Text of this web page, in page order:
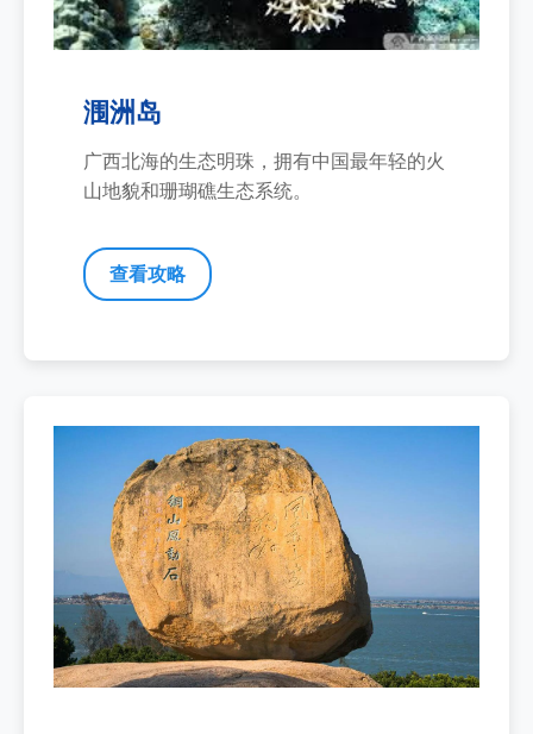
涠洲岛
广西北海的生态明珠，拥有中国最年轻的火
山地貌和珊瑚礁生态系统。
查看攻略